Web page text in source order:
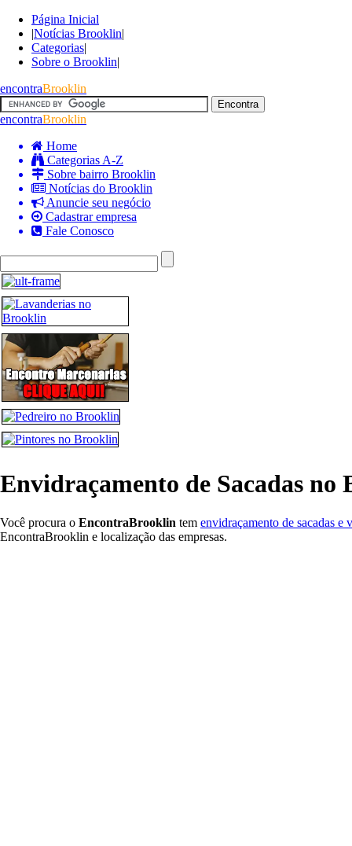
Página Inicial
|Notícias Brooklin|
Categorias|
Sobre o Brooklin|
encontraBrooklin
encontraBrooklin
Home
Categorias A-Z
Sobre bairro Brooklin
Notícias do Brooklin
Anuncie seu negócio
Cadastrar empresa
Fale Conosco
Envidraçamento de Sacadas no
Você procura o EncontraBrooklin tem envidraçamento de sacadas
EncontraBrooklin e localização das empresas.